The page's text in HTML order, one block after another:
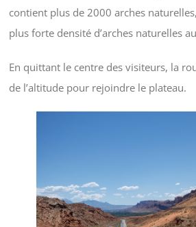
contient plus de 2000 arches
plus forte densité d’arches naturelles
En quittant le centre des visiteurs, la
de l’altitude pour rejoindre le plateau.